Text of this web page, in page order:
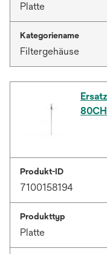
Platte
Kategoriename
Filtergehäuse
Produkt-ID
7100158194
Produkttyp
Platte